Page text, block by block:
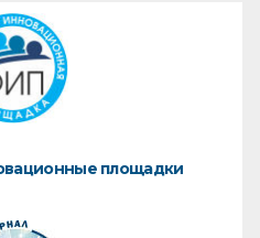
площадки